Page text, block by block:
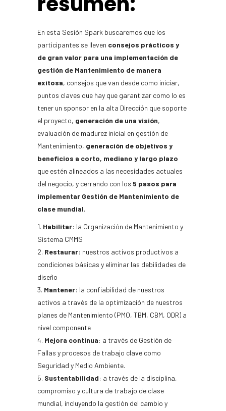
En esta Sesión Spark buscaremos que los
participantes se lleven consejos prácticos y
de gran valor para una implementación de
gestión de Mantenimiento de manera
exitosa, consejos que van desde como iniciar,
puntos claves que hay que garantizar como lo es
tener un sponsor en la alta Dirección que soporte
el proyecto, generación de una visión,
evaluación de madurez inicial en gestión de
Mantenimiento, generación de objetivos y
beneficios a corto, mediano y largo plazo
que estén alineados a las necesidades actuales
del negocio, y cerrando con los 5 pasos para
implementar Gestión de Mantenimiento de
clase mundial.
1. Habilitar: la Organización de Mantenimiento y
Sistema CMMS
2. Restaurar: nuestros activos productivos a
condiciones básicas y eliminar las debilidades de
diseño
3. Mantener: la confiabilidad de nuestros
activos a través de la optimización de nuestros
planes de Mantenimiento (PMO, TBM, CBM, ODR) a
nivel componente
4. Mejora continua: a través de Gestión de
Fallas y procesos de trabajo clave como
Seguridad y Medio Ambiente.
5. Sustentabilidad: a través de la disciplina,
compromiso y cultura de trabajo de clase
mundial, incluyendo la gestión del cambio y